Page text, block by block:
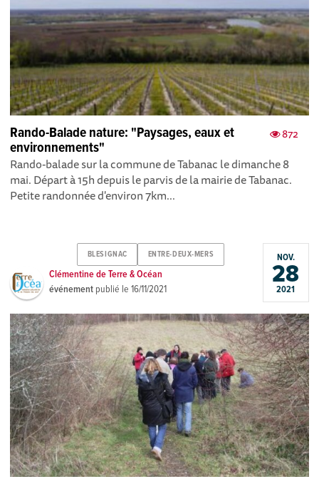
872
Rando-Balade nature: "Paysages, eaux et
environnements"
Rando-balade sur la commune de Tabanac le dimanche 8
mai. Départ à 15h depuis le parvis de la mairie de Tabanac.
Petite randonnée d'environ 7km...
BLESIGNAC ENTRE-DEUX-MERS
Clémentine de Terre & Océan
événement publié le16/11/2021
NOV.
28
2021